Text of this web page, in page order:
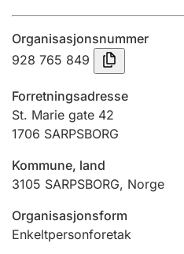
Tinglysing
Jeger
Betaling og jegeravgiftskort
Ektepaktveileder
Offentlig sektor
Organisasjonsnummer
928 765 849
Forretningsadresse
St. Marie gate 42
1706 SARPSBORG
Kommune, land
3105 SARPSBORG, Norge
Organisasjonsform
Enkeltpersonforetak